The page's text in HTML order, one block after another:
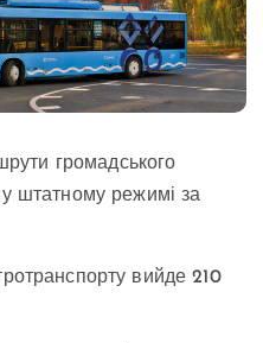
громадського
штатному режимі за
вийде 210